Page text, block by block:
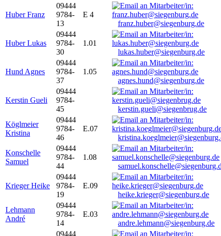
Huber Franz
09444
9784-
13
E 4
franz.huber@siegenburg.de
Huber Lukas
09444
9784-
30
1.01
lukas.huber@siegenburg.de
Hund Agnes
09444
9784-
37
1.05
agnes.hund@siegenburg.de
Kerstin Gueli
09444
9784-
45
kerstin.gueli@siegenbrug.de
Köglmeier
Kristina
09444
9784-
46
E.07
Konschelle
Samuel
09444
9784-
44
1.08
Krieger Heike
09444
9784-
19
E.09
heike.krieger@siegenburg.de
Lehmann
André
09444
9784-
14
E.03
andre.lehmann@siegenburg.de
09444